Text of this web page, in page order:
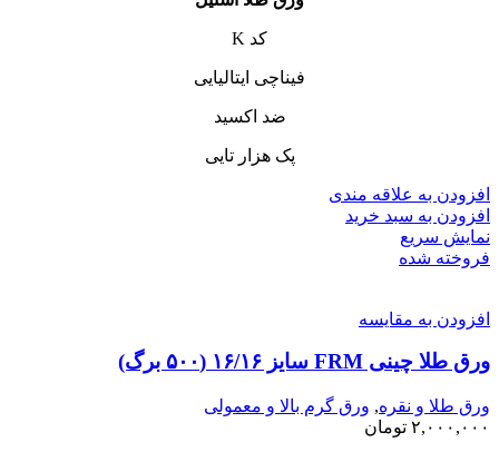
کد K
فیناچی ایتالیایی
ضد اکسید
پک هزار تایی
افزودن به علاقه مندی
افزودن به سبد خرید
نمایش سریع
فروخته شده
افزودن به مقایسه
ورق طلا چینی FRM سایز ۱۶/۱۶ (۵۰۰ برگ)
ورق طلا و نقره, ورق گرم بالا و معمولی
۲,۰۰۰,۰۰۰ تومان